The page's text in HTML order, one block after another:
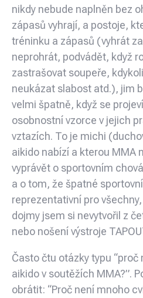
nikdy nebude naplněn bez
zápasů vyhrají, a postoje,
tréninku a zápasů (vyhrát
neprohrát, podvádět, když
zastrašovat soupeře,
neukázat slabost atd.), jim
velmi špatně, když se
osobnostní vzorce v jejich
vztazích. To je michi
aikido nabízí a kterou MMA
vyprávět o sportovním
a o tom, že špatné
reprezentativní pro
dojmy jsem si nevytvořil z
nebo nošení výstroje
Často čtu otázky typu
aikido v soutěžích MMA?”.
obrátit: “Proč není mnoho